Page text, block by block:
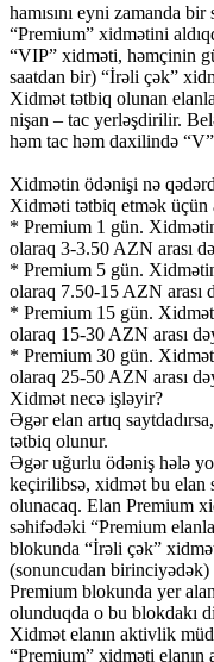
hamısını eyni zamanda
“Premium” xidmətini
“VIP” xidməti, həmçinin
saatdan bir) “İrəli çək”
Xidmət tətbiq olunan
nişan – tac yerləşdirilir.
həm tac həm daxilində
Xidmətin ödənişi nə
Xidməti tətbiq etmək üçün
* Premium 1 gün.
olaraq 3-3.50 AZN arası
* Premium 5 gün.
olaraq 7.50-15 AZN arası
* Premium 15 gün.
olaraq 15-30 AZN arası
* Premium 30 gün.
olaraq 25-50 AZN arası
Xidmət necə işləyir?
Əgər elan artıq
tətbiq olunur.
Əgər uğurlu ödəniş hələ
keçirilibsə, xidmət bu elan
olunacaq. Elan Premium
səhifədəki “Premium
blokunda “İrəli çək”
(sonuncudan birinciyədək)
Premium blokunda yer
olunduqda o bu blokdakı
Xidmət elanın aktivlik
“Premium” xidməti